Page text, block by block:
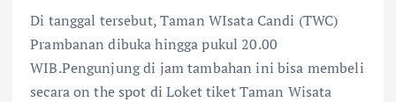
Di tanggal tersebut, Taman WIsata Candi (TWC)
Prambanan dibuka hingga pukul 20.00
WIB.Pengunjung di jam tambahan ini bisa membeli
secara on the spot di Loket tiket Taman Wisata